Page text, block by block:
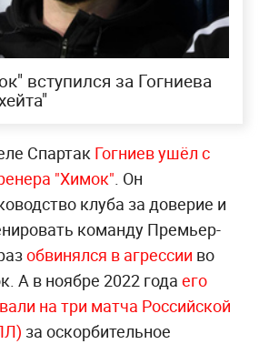
вступился за Гогниева
Спартак Гогниев ушёл с
"Химок". Он
клуба за доверие и
команду Премьер-
обвинялся в агрессии во
А в ноябре 2022 года его
на три матча Российской
за оскорбительное